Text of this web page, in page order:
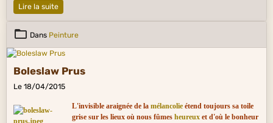
Lire la suite
Dans Peinture
Boleslaw Prus
Le 18/04/2015
L'invisible araignée de la mélancolieétend toujours sa toile
grise sur les lieux où nous fûmes heureuxet d'où le bonheur